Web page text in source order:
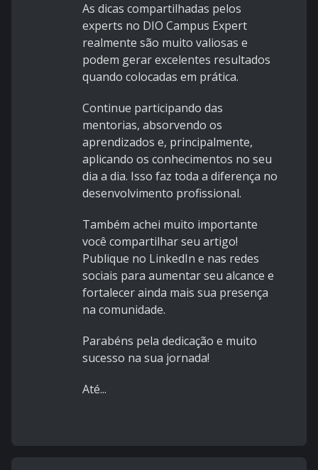
As dicas compartilhadas pelos
experts no DIO Campus Expert
realmente são muito valiosas e
podem gerar excelentes resultados
quando colocadas em prática.
Continue participando das
mentorias, absorvendo os
aprendizados e, principalmente,
aplicando os conhecimentos no seu
dia a dia. Isso faz toda a diferença no
desenvolvimento profissional.
Também achei muito importante
você compartilhar seu artigo!
Publique no LinkedIn e nas redes
sociais para aumentar seu alcance e
fortalecer ainda mais sua presença
na comunidade.
Parabéns pela dedicação e muito
sucesso na sua jornada!
Até...